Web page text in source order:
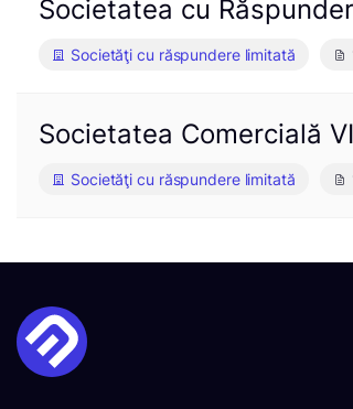
Societatea cu
Societăţi cu răspundere limitată
Societatea Comercială
Societăţi cu răspundere limitată